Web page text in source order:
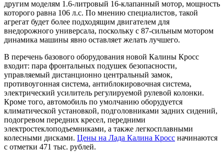
другим моделям 1.6-литровый 16-клапанный мотор, мощность
которого равна 106 л.с. По мнению специалистов, такой
агрегат будет более подходящим двигателем для
внедорожного универсала, поскольку с 87-сильным мотором
динамика машины явно оставляет желать лучшего.
В перечень базового оборудования новой Калины Кросс
входит: пара фронтальных подушек безопасности,
управляемый дистанционно центральный замок,
противоугонная система, антиблокировочная система,
электрический усилитель регулируемой рулевой колонки.
Кроме того, автомобиль по умолчанию оборудуется
климатической установкой, подголовниками задних сидений,
подогревом передних кресел, передними
электростеклоподъемниками, а также легкосплавными
колесными дисками. Цены на Лада Калина Кросс начинаются
с отметки 471 тыс. рублей.